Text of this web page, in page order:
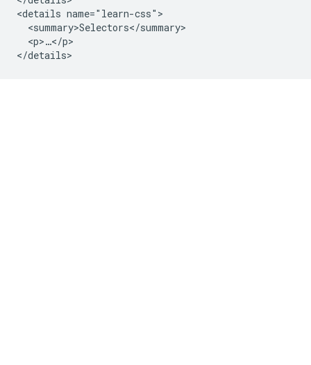
<details name="learn-css">
  <summary>Selectors</summary>
  <p>…</p>